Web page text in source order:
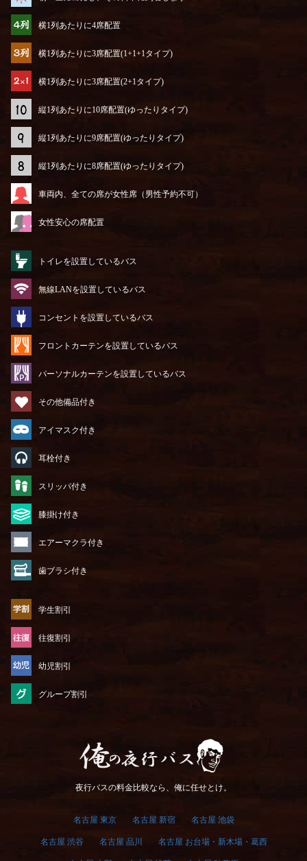
横1列あたりに4席配置
横1列あたりに3席配置(1+1+1タイプ)
横1列あたりに3席配置(2+1タイプ)
縦1列あたりに10席配置(ゆったりタイプ)
縦1列あたりに9席配置(ゆったりタイプ)
縦1列あたりに8席配置(ゆったりタイプ)
車両内、全ての席が女性席（男性予約不可）
女性安心の席配置
トイレを設置しているバス
無線LANを設置しているバス
コンセントを設置しているバス
フロントカーテンを設置しているバス
パーソナルカーテンを設置しているバス
その他備品付き
アイマスク付き
耳栓付き
スリッパ付き
膝掛け付き
エアーマクラ付き
歯ブラシ付き
学生割引
往復割引
幼児割引
グループ割引
俺の夜行バス
夜行バスの料金比較なら、俺に任せとけ。
名古屋 東京 名古屋 新宿 名古屋 池袋
名古屋 渋谷 名古屋 品川 名古屋 お台場・新木場・葛西